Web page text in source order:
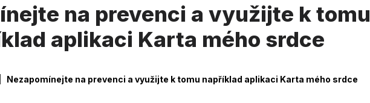
na prevenci a využijte k tomu
aplikaci Karta mého srdce
Nezapomínejte na prevenci a využijte k tomu například aplikaci Karta mého srdce